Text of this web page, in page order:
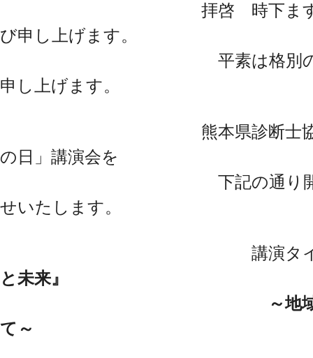
拝啓 時下ますますご
び申し上げます。
平素は格別のご高配を
申し上げます。
熊本県診断士協会主催
の日」講演会を
下記の通り開催いたし
せいたします。
講演タイ
と未来』
～地
て～